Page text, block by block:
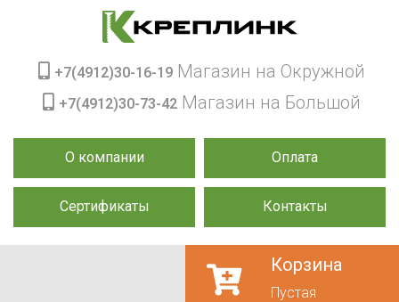
О компании Оплата
Сертификаты Контакты
+7(4912)30-16-19 Магазин на Окружной
+7(4912)30-73-42 Магазин на Большой
Корзина
Пустая